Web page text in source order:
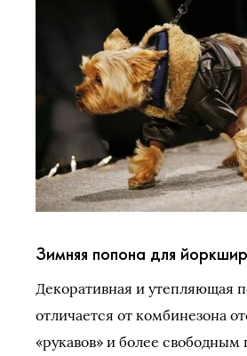
Зимняя попона для
Декоративная и утепляющая
отличается от комбинезона
«рукавов» и более свободным